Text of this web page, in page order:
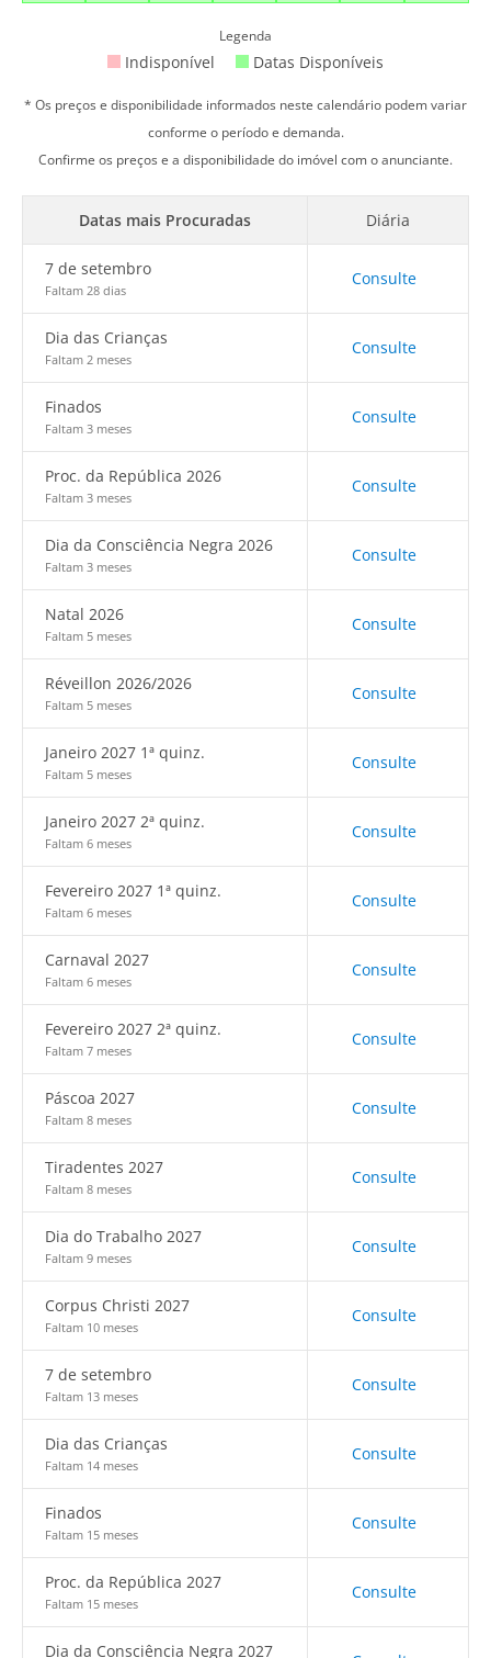
Legenda
Indisponível Datas Disponíveis
* Os preços e disponibilidade informados neste calendário podem variar
conforme o período e demanda.
Confirme os preços e a disponibilidade do imóvel com o anunciante.
Datas mais Procuradas Diária
7 de setembro
Faltam 28 dias
Consulte
Dia das Crianças
Faltam 2 meses
Consulte
Finados
Faltam 3 meses
Consulte
Proc. da República 2026
Faltam 3 meses
Consulte
Dia da Consciência Negra 2026
Faltam 3 meses
Consulte
Natal 2026
Faltam 5 meses
Consulte
Réveillon 2026/2026
Faltam 5 meses
Consulte
Janeiro 2027 1ª quinz.
Faltam 5 meses
Consulte
Janeiro 2027 2ª quinz.
Faltam 6 meses
Consulte
Fevereiro 2027 1ª quinz.
Faltam 6 meses
Consulte
Carnaval 2027
Faltam 6 meses
Consulte
Fevereiro 2027 2ª quinz.
Faltam 7 meses
Consulte
Páscoa 2027
Faltam 8 meses
Consulte
Tiradentes 2027
Faltam 8 meses
Consulte
Dia do Trabalho 2027
Faltam 9 meses
Consulte
Corpus Christi 2027
Faltam 10 meses
Consulte
7 de setembro
Faltam 13 meses
Consulte
Dia das Crianças
Faltam 14 meses
Consulte
Finados
Faltam 15 meses
Consulte
Proc. da República 2027
Faltam 15 meses
Consulte
Dia da Consciência Negra 2027